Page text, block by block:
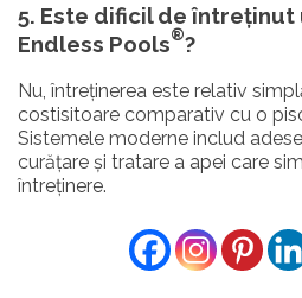
5. Este dificil de întreținut
Endless Pools®?
Nu, întreținerea este relativ
costisitoare comparativ cu o
Sistemele moderne includ
curățare și tratare a apei care
întreținere.